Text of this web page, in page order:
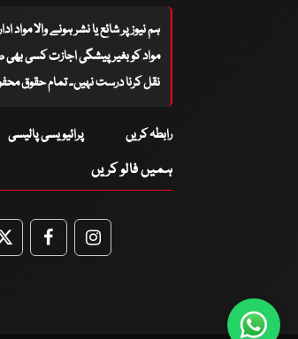
ہم نیوز پر شائع یا نشر ہونے والا
مواد کو بغیر پیشگی اجازت کسی
نقل کرنا درست نہیں۔ تمام حقوق
رابطہ کریں پرائیویسی پالیسی
ہمیں فالو کریں
TwitterFacebookFacebook